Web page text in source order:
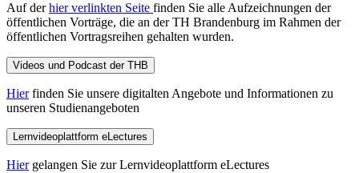
Auf derhier verlinkten Seite finden Sie alle Aufzeichnungen der
öffentlichen Vorträge, die an der TH Brandenburg im Rahmen der
öffentlichen Vortragsreihen gehalten wurden.
Videos und Podcast der THB
Hierfinden Sie unsere digitalten Angebote und Informationen zu
unseren Studienangeboten
Lernvideoplattform eLectures
Hiergelangen Sie zur Lernvideoplattform eLectures